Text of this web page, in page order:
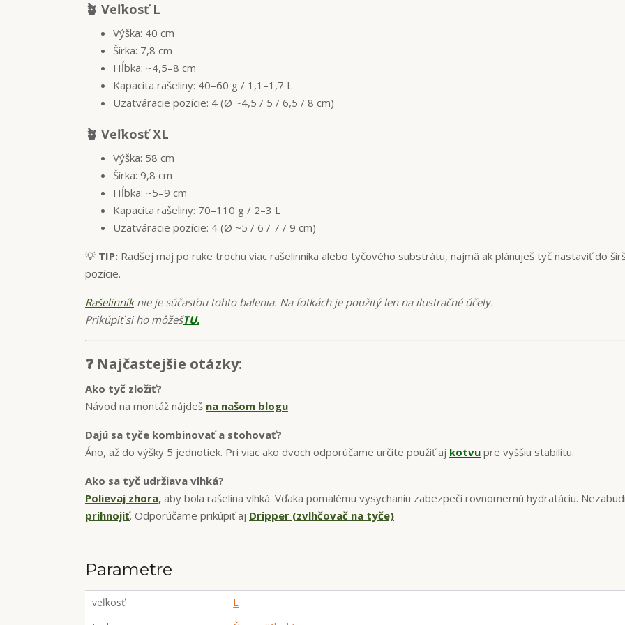
🪴 Veľkosť L
Výška: 40 cm
Šírka: 7,8 cm
Hĺbka: ~4,5–8 cm
Kapacita rašeliny: 40–60 g / 1,1–1,7 L
Uzatváracie pozície: 4 (Ø ~4,5 / 5 / 6,5 / 8 cm)
🪴 Veľkosť XL
Výška: 58 cm
Šírka: 9,8 cm
Hĺbka: ~5–9 cm
Kapacita rašeliny: 70–110 g / 2–3 L
Uzatváracie pozície: 4 (Ø ~5 / 6 / 7 / 9 cm)
💡 TIP: Radšej maj po ruke trochu viac rašelinníka alebo tyčového substrátu, najmä ak plánuješ tyč nastaviť do
pozície.
Rašelinníknie je súčasťou tohto balenia. Na fotkách je použitý len na ilustračné účely.
Prikúpiť si ho môžešTU.
❓ Najčastejšie otázky:
Ako tyč zložiť?
Návod na montáž nájdeš na našom blogu
Dajú sa tyče kombinovať a stohovať?
Áno, až do výšky 5 jednotiek. Pri viac ako dvoch odporúčame určite použiť aj kotvu pre vyššiu stabilitu.
Ako sa tyč udržiava vlhká?
Polievaj zhora, aby bola rašelina vlhká. Vďaka pomalému vysychaniu zabezpečí rovnomernú hydratáciu.
prihnojiť. Odporúčame prikúpiť aj Dripper (zvlhčovač na tyče)
Parametre
veľkosť
L